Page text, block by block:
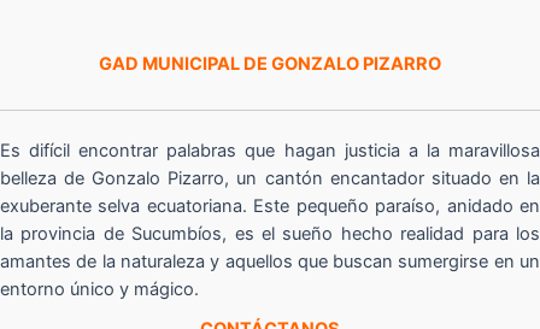
GAD MUNICIPAL DE GONZALO PIZARRO
Es difícil encontrar palabras que hagan justicia a la maravillosa
belleza de Gonzalo Pizarro, un cantón encantador situado en la
exuberante selva ecuatoriana. Este pequeño paraíso, anidado en
la provincia de Sucumbíos, es el sueño hecho realidad para los
amantes de la naturaleza y aquellos que buscan sumergirse en un
entorno único y mágico.